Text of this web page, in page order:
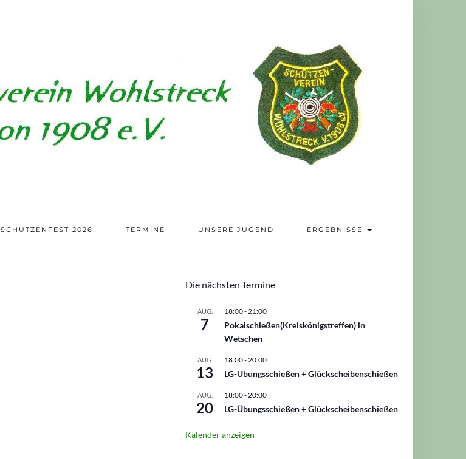
SCHÜTZENFEST 2026 TERMINE UNSERE JUGEND ERGEBNISSE
Die nächsten Termine
AUG.
7
18:00-21:00
Pokalschießen(Kreiskönigstreffen) in
Wetschen
AUG.
13
18:00-20:00
LG-Übungsschießen + Glückscheibenschießen
AUG.
20
18:00-20:00
LG-Übungsschießen + Glückscheibenschießen
Kalender anzeigen